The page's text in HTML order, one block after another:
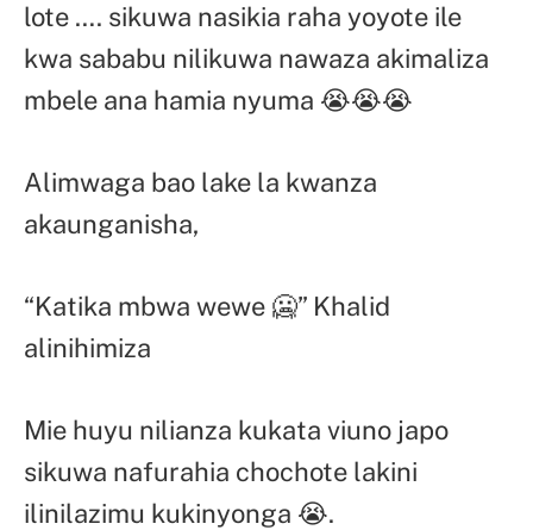
lote …. sikuwa nasikia raha yoyote ile
kwa sababu nilikuwa nawaza akimaliza
mbele ana hamia nyuma 😭😭😭
Alimwaga bao lake la kwanza
akaunganisha,
“Katika mbwa wewe 🥶” Khalid
alinihimiza
Mie huyu nilianza kukata viuno japo
sikuwa nafurahia chochote lakini
ilinilazimu kukinyonga 😭.